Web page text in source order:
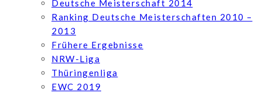
Deutsche Meisterschaft 2014
Ranking Deutsche Meisterschaften 2010 –
2013
Frühere Ergebnisse
NRW-Liga
Thüringenliga
EWC 2019